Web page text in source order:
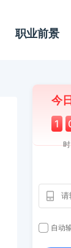
职业前景
今
1
时
自动